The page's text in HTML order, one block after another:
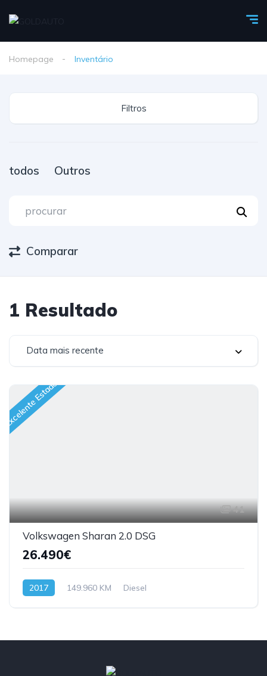
Homepage Inventário
Filtros
todos Outros
Comparar
1 Resultado
Data mais recente
Excelente Estado
41
Volkswagen Sharan 2.0 DSG
26.490€
2017 149.960 KM Diesel